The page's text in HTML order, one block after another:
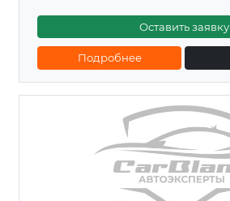
Оставить заявку
Подробнее